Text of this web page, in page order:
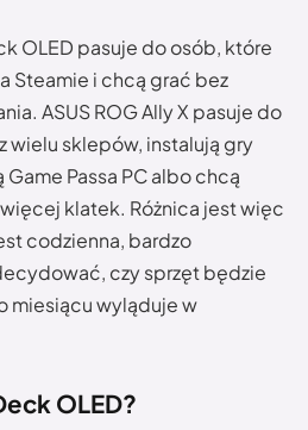
OLED pasuje do osób, które
Steamie i chcą grać bez
ASUS ROG Ally X pasuje do
wielu sklepów, instalują gry
Passa PC albo chcą
klatek. Różnica jest więc
codzienna, bardzo
czy sprzęt będzie
miesiącu wyląduje w
OLED?